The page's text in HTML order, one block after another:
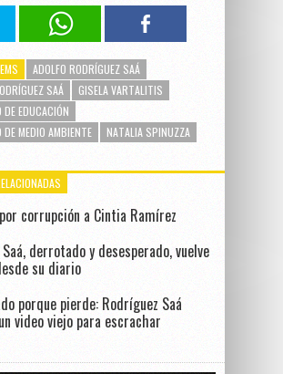
ADOLFO RODRÍGUEZ SAÁ
SAÁ
GISELA VARTALITIS
EDUCACIÓN
MEDIO AMBIENTE
NATALIA SPINUZZA
corrupción a Cintia Ramírez
derrotado y desesperado, vuelve
su diario
porque pierde: Rodríguez Saá
video viejo para escrachar